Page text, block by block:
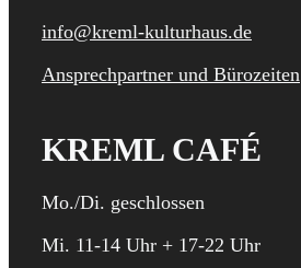
info@kreml-kulturhaus.de
Ansprechpartner und Bürozeiten
KREML CAFÉ
Mo./Di. geschlossen
Mi. 11-14 Uhr + 17-22 Uhr